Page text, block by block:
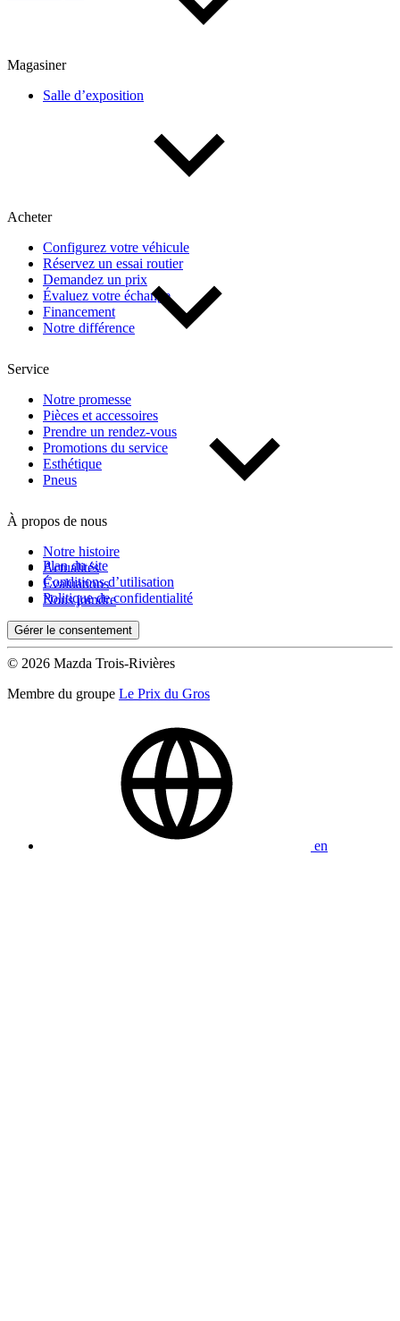
Magasiner
Salle d’exposition
Acheter
Configurez votre véhicule
Réservez un essai routier
Demandez un prix
Évaluez votre échange
Financement
Notre différence
Service
Notre promesse
Pièces et accessoires
Prendre un rendez-vous
Promotions du service
Esthétique
Pneus
À propos de nous
Notre histoire
Actualités
Évaluations
Nous joindre
Plan du site
Conditions d’utilisation
Politique de confidentialité
Gérer le consentement
© 2026 Mazda Trois-Rivières
Membre du groupe Le Prix du Gros
en